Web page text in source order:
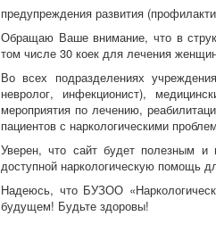
предупреждения развития
Обращаю Ваше внимание, что в
том числе 30 коек для лечения
Во всех подразделениях
невролог, инфекционист),
мероприятия по лечению,
пациентов с наркологическими
Уверен, что сайт будет полезным
доступной наркологическую помощь
Надеюсь, что БУЗОО
будущем! Будьте здоровы!